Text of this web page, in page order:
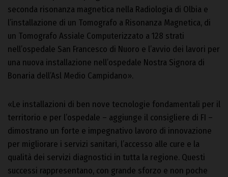
seconda risonanza magnetica nella Radiologia di Olbia e
l’installazione di un Tomografo a Risonanza Magnetica, di
un Tomografo Assiale Computerizzato a 128 strati
nell’ospedale San Francesco di Nuoro e l’avvio dei lavori per
una nuova installazione nell’ospedale Nostra Signora di
Bonaria dell’Asl Medio Campidano».
«Le installazioni di ben nove tecnologie fondamentali per il
territorio e per l’ospedale – aggiunge il consigliere di FI –
dimostrano un forte e impegnativo lavoro di innovazione
per migliorare i servizi sanitari, l’accesso alle cure e la
qualità dei servizi diagnostici in tutta la regione. Questi
successi rappresentano, con grande sforzo e non poche